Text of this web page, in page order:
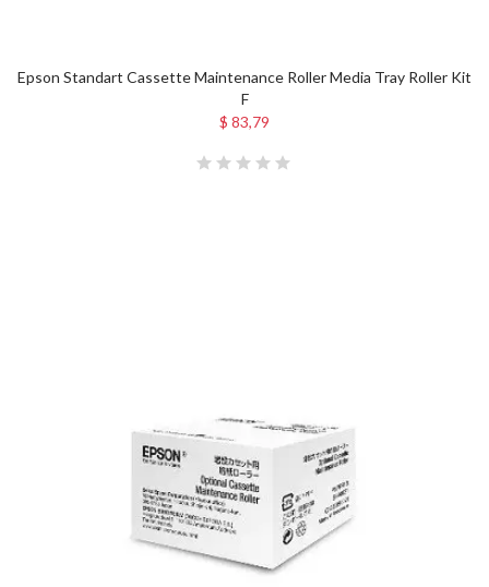
Epson Standart Cassette Maintenance Roller Media Tray Roller Kit
F
$ 83,79